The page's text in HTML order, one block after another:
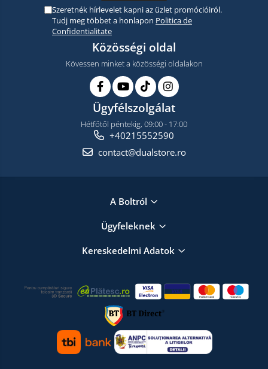
Szeretnék hírlevelet kapni az üzlet promócióiról.
Tudj meg többet a honlapon Politica de
Confidentialitate
Közösségi oldal
Kövessen minket a közösségi oldalakon
Ügyfélszolgálat
Hétfőtől péntekig, 09:00 - 17:00
+40215552590
contact@dualstore.ro
A Boltról
Ügyfeleknek
Kereskedelmi Adatok